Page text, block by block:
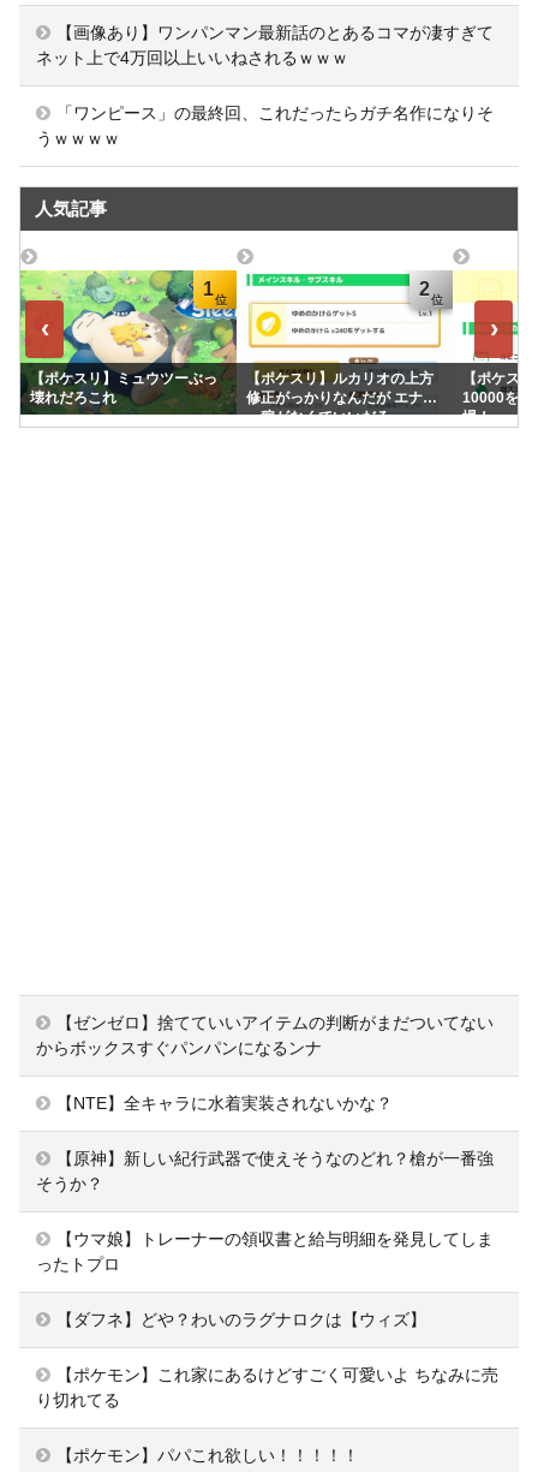
【画像あり】ワンパンマン最新話のとあるコマが凄すぎて
ネット上で4万回以上いいねされるｗｗｗ
「ワンピース」の最終回、これだったらガチ名作になりそ
うｗｗｗｗ
人気記事
‹
1
【ポケスリ】ミュウツーぶっ
壊れだろこれ
2
【ポケスリ】ルカリオの上方
修正がっかりなんだが エナジ
ー稼がなくていいだろ
【ポケス
10000を超
場！
›
【ゼンゼロ】捨てていいアイテムの判断がまだついてない
からボックスすぐパンパンになるンナ
【NTE】全キャラに水着実装されないかな？
【原神】新しい紀行武器で使えそうなのどれ？槍が一番強
そうか？
【ウマ娘】トレーナーの領収書と給与明細を発見してしま
ったトプロ
【ダフネ】どや？わいのラグナロクは【ウィズ】
【ポケモン】これ家にあるけどすごく可愛いよ ちなみに売
り切れてる
【ポケモン】パパこれ欲しい！！！！！